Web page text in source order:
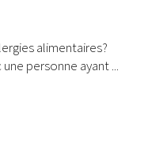
alimentaires?
personne ayant ...